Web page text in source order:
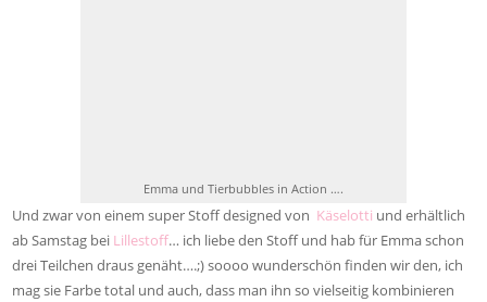
Emma und Tierbubbles in Action ….
Und zwar von einem super Stoff designed von Käselotti und erhältlich
ab Samstag bei Lillestoff… ich liebe den Stoff und hab für Emma schon
drei Teilchen draus genäht….;) soooo wunderschön finden wir den, ich
mag sie Farbe total und auch, dass man ihn so vielseitig kombinieren